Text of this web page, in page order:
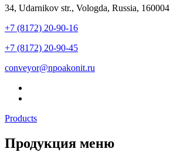
34, Udarnikov str., Vologda, Russia, 160004
+7 (8172) 20-90-16
+7 (8172) 20-90-45
conveyor@npoakonit.ru
Products
Продукция меню